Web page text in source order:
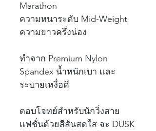
Marathon
ความหนาระดับ Mid-Weight
ความยาวครึ่งน่อง
ทำจาก Premium Nylon
Spandex น้ำหนักเบา และ
ระบายเหงื่อดี
ตอบโจทย์สำหรับนักวิ่งสาย
แฟชั่นด้วยสีสันสดใส จะ DUSK